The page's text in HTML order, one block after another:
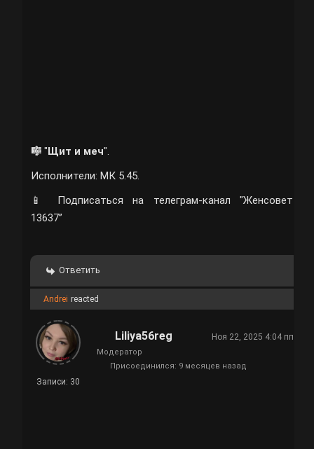
🎼 "Щит и меч".
Исполнители: МК 5.45.
📱 Подписаться на телеграм-канал "Женсовет
13637”
Ответить
Andrei reacted
Записи: 30
Liliya56reg Ноя 22, 2025 4:04 пп
Модератор
Присоединился: 9 месяцев назад